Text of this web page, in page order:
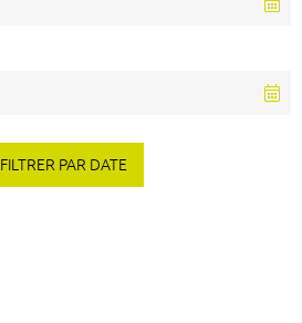
FILTRER PAR DATE